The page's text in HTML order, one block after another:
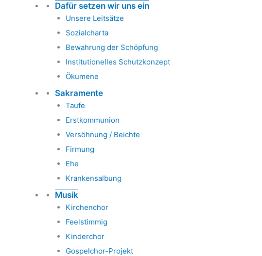
Dafür setzen wir uns ein
Unsere Leitsätze
Sozialcharta
Bewahrung der Schöpfung
Institutionelles Schutzkonzept
Ökumene
Sakramente
Taufe
Erstkommunion
Versöhnung / Beichte
Firmung
Ehe
Krankensalbung
Musik
Kirchenchor
Feelstimmig
Kinderchor
Gospelchor-Projekt